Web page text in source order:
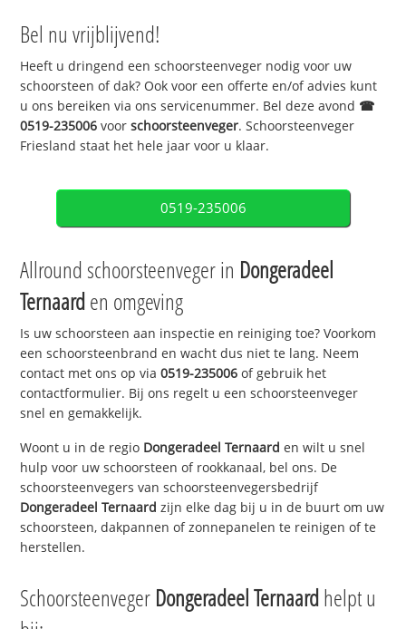
Bel nu vrijblijvend!
Heeft u dringend een schoorsteenveger nodig voor uw
schoorsteen of dak? Ook voor een offerte en/of advies kunt
u ons bereiken via ons servicenummer. Bel deze avond ☎
0519-235006 voorschoorsteenveger. Schoorsteenveger
Friesland staat het hele jaar voor u klaar.
0519-235006
Allround schoorsteenveger in Dongeradeel
Ternaarden omgeving
Is uw schoorsteen aan inspectie en reiniging toe? Voorkom
een schoorsteenbrand en wacht dus niet te lang. Neem
contact met ons op via0519-235006 of gebruik het
contactformulier. Bij ons regelt u een schoorsteenveger
snel en gemakkelijk.
Woont u in de regio Dongeradeel Ternaard en wilt u snel
hulp voor uw schoorsteen of rookkanaal, bel ons. De
schoorsteenvegers van schoorsteenvegersbedrijf
Dongeradeel Ternaard zijn elke dag bij u in de buurt om uw
schoorsteen, dakpannen of zonnepanelen te reinigen of te
herstellen.
Schoorsteenveger Dongeradeel Ternaardhelpt u